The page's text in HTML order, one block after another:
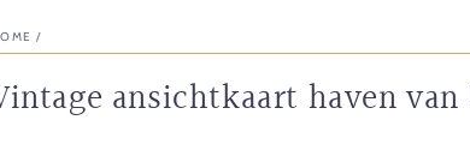
/
ansichtkaart haven van